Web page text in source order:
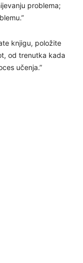
problema;
knjigu, položite
od trenutka kada
učenja.”